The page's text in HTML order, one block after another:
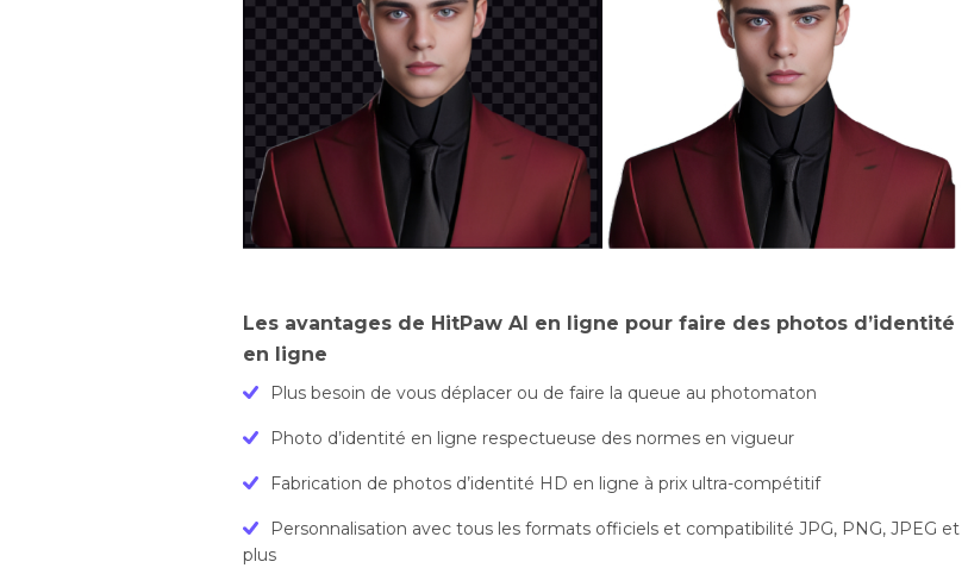
Les avantages de HitPaw AI en ligne pour faire des photos d’identité
en ligne
Plus besoin de vous déplacer ou de faire la queue au photomaton
Photo d’identité en ligne respectueuse des normes en vigueur
Fabrication de photos d’identité HD en ligne à prix ultra-compétitif
Personnalisation avec tous les formats officiels et compatibilité JPG, PNG, JPEG et
plus